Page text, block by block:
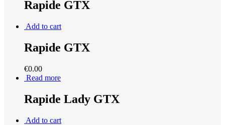
Rapide GTX
Add to cart
Rapide GTX
€0.00
Read more
Rapide Lady GTX
Add to cart